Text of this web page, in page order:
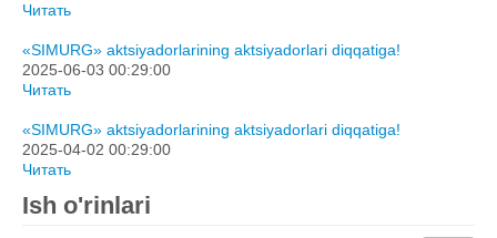
Читать
«SIMURG» aktsiyadorlarining aktsiyadorlari diqqatiga!
2025-06-03 00:29:00
Читать
«SIMURG» aktsiyadorlarining aktsiyadorlari diqqatiga!
2025-04-02 00:29:00
Читать
Ish o'rinlari